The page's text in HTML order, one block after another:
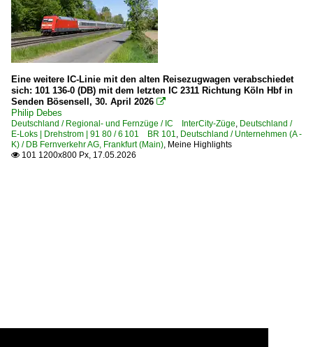
Eine weitere IC-Linie mit den alten Reisezugwagen verabschiedet
sich: 101 136-0 (DB) mit dem letzten IC 2311 Richtung Köln Hbf in
Senden Bösensell, 30. April 2026 
Philip Debes
Deutschland / Regional- und Fernzüge / IC InterCity-Züge, Deutschland /
E-Loks | Drehstrom | 91 80 / 6 101 BR 101, Deutschland / Unternehmen (A -
K) / DB Fernverkehr AG, Frankfurt (Main), Meine Highlights
 101 1200x800 Px, 17.05.2026